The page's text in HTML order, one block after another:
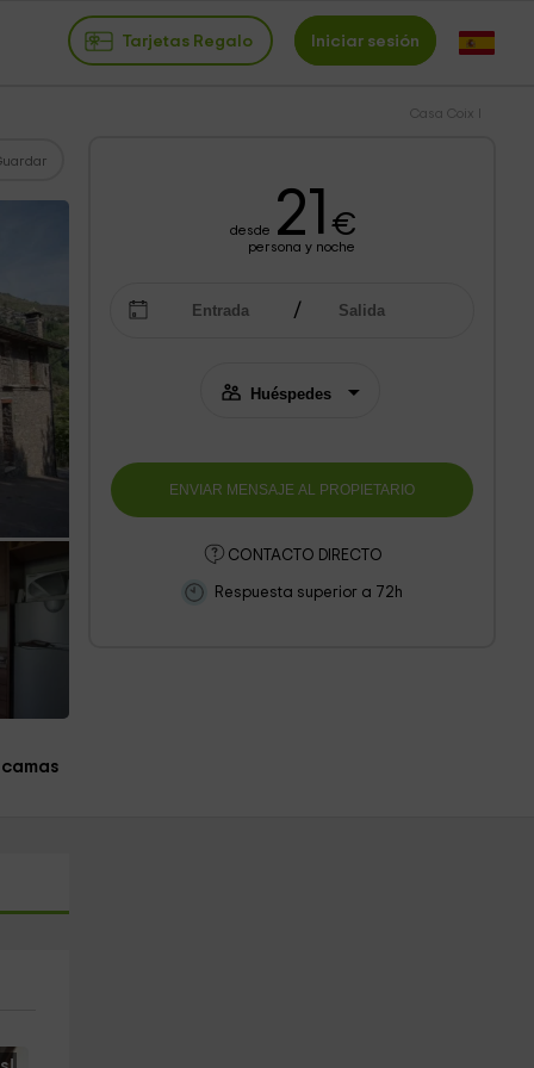
Tarjetas Regalo Iniciar sesión
Casa Coix I
desde 21 €
persona y noche
CONTACTO DIRECTO
Respuesta superior a 72h
camas